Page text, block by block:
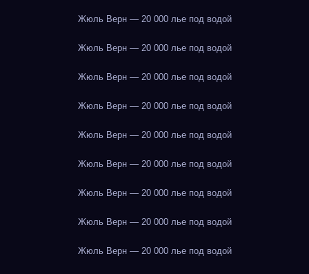
Жюль Верн — 20 000 лье под водой
Жюль Верн — 20 000 лье под водой
Жюль Верн — 20 000 лье под водой
Жюль Верн — 20 000 лье под водой
Жюль Верн — 20 000 лье под водой
Жюль Верн — 20 000 лье под водой
Жюль Верн — 20 000 лье под водой
Жюль Верн — 20 000 лье под водой
Жюль Верн — 20 000 лье под водой